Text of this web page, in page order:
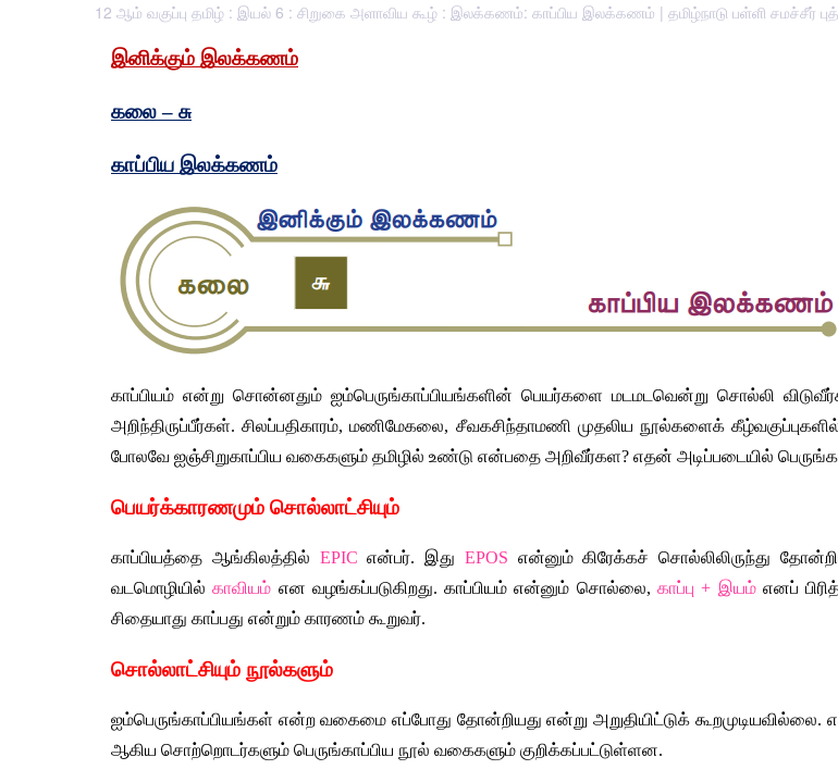
12 ஆம் வகுப்பு தமிழ் : இயல் 6 : சிறுகை அளாவிய கூழ் : இலக்கணம்: காப்பிய இலக்கணம் | தமிழ்நாடு பள்ளி சமச்சீர்
இனிக்கும் இலக்கணம்
கலை – சு
காப்பிய இலக்கணம்
காப்பியம் என்று சொன்னதும் ஐம்பெருங்காப்பியங்களின் பெயர்களை மடமடவென்று சொல்லி
அறிந்திருப்பீர்கள். சிலப்பதிகாரம், மணிமேகலை, சீவகசிந்தாமணி முதலிய நூல்களைக்
போலவே ஐஞ்சிறுகாப்பிய வகைகளும் தமிழில் உண்டு என்பதை அறிவீர்கள? எதன் அடிப்படையில்
பெயர்க்காரணமும் சொல்லாட்சியும்
காப்பியத்தை ஆங்கிலத்தில் EPIC என்பர். இது EPOS என்னும் கிரேக்கச் சொல்லிலிருந்து
வடமொழியில் காவியம் என வழங்கப்படுகிறது. காப்பியம் என்னும் சொல்லை, காப்பு + இயம் எனப்
சிதையாது காப்பது என்றும் காரணம் கூறுவர்.
சொல்லாட்சியும் நூல்களும்
ஐம்பெருங்காப்பியங்கள் என்ற வகைமை எப்போது தோன்றியது என்று அறுதியிட்டுக் கூறமுடியவில்லை.
ஆகிய சொற்றொடர்களும் பெருங்காப்பிய நூல் வகைகளும் குறிக்கப்பட்டுள்ளன.